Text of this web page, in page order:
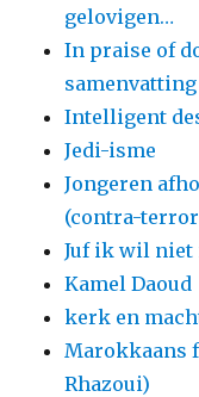
gelovigen…
In praise of
samenvatting
Intelligent
Jedi-isme
Jongeren
(contra-
Juf ik wil niet
Kamel Daoud
kerk en
Marokkaans
Rhazoui)